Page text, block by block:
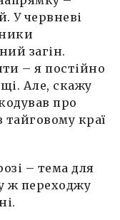
У червневі
загін.
– я постійно
Але, скажу
про
краї
– тема для
ж переходжу